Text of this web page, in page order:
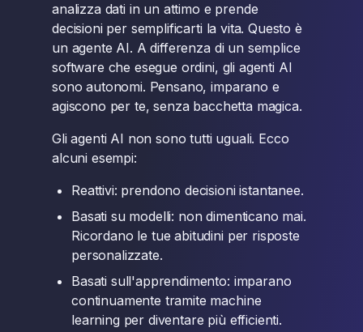
analizza dati in un attimo e prende
decisioni per semplificarti la vita. Questo è
un agente AI. A differenza di un semplice
software che esegue ordini, gli agenti AI
sono autonomi. Pensano, imparano e
agiscono per te, senza bacchetta magica.
Gli agenti AI non sono tutti uguali. Ecco
alcuni esempi:
Reattivi: prendono decisioni istantanee.
Basati su modelli: non dimenticano mai.
Ricordano le tue abitudini per risposte
personalizzate.
Basati sull'apprendimento: imparano
continuamente tramite machine
learning per diventare più efficienti.